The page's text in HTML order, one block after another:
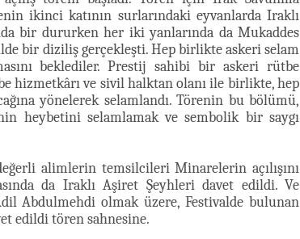
ikinci katının surlarındaki eyvanlarda Iraklı
bir dururken her iki yanlarında da Mukaddes
bir diziliş gerçekleşti. Hep birlikte askeri selam
beklediler. Prestij sahibi bir askeri rütbe
hizmetkârı ve sivil halktan olanı ile birlikte, hep
yönelerek selamlandı. Törenin bu bölümü,
heybetini selamlamak ve sembolik bir saygı
alimlerin temsilcileri Minarelerin açılışını
da Iraklı Aşiret Şeyhleri davet edildi. Ve
Abdulmehdi olmak üzere, Festivalde bulunan
edildi tören sahnesine.